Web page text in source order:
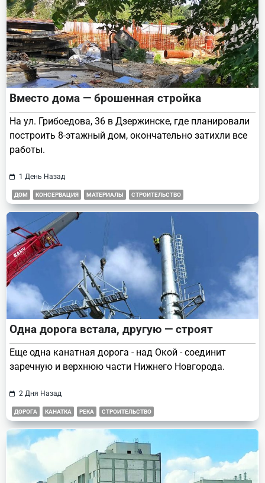
Вместо дома — брошенная стройка
На ул. Грибоедова, 36 в Дзержинске, где планировали
построить 8-этажный дом, окончательно затихли все
работы.
1 День Назад
ДОМ КОНСЕРВАЦИЯ МАТЕРИАЛЫ СТРОИТЕЛЬСТВО
Одна дорога встала, другую — строят
Еще одна канатная дорога - над Окой - соединит
заречную и верхнюю части Нижнего Новгорода.
2 Дня Назад
ДОРОГА КАНАТКА РЕКА СТРОИТЕЛЬСТВО